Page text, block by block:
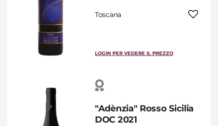
Toscana
LOGIN PER VEDERE IL PREZZO
"Adènzia" Rosso Sicilia
DOC 2021